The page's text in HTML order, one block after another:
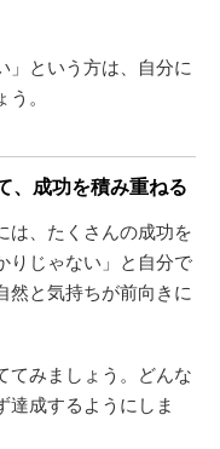
」という方は、自分に
。
、成功を積み重ねる
は、たくさんの成功を
りじゃない」と自分で
然と気持ちが前向きに
てみましょう。どんな
達成するようにしま